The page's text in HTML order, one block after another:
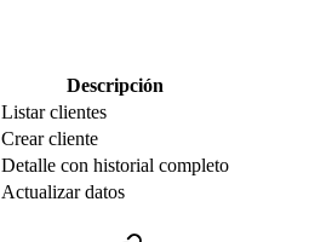
Descripción
Listar clientes
Crear cliente
Detalle con historial completo
Actualizar datos